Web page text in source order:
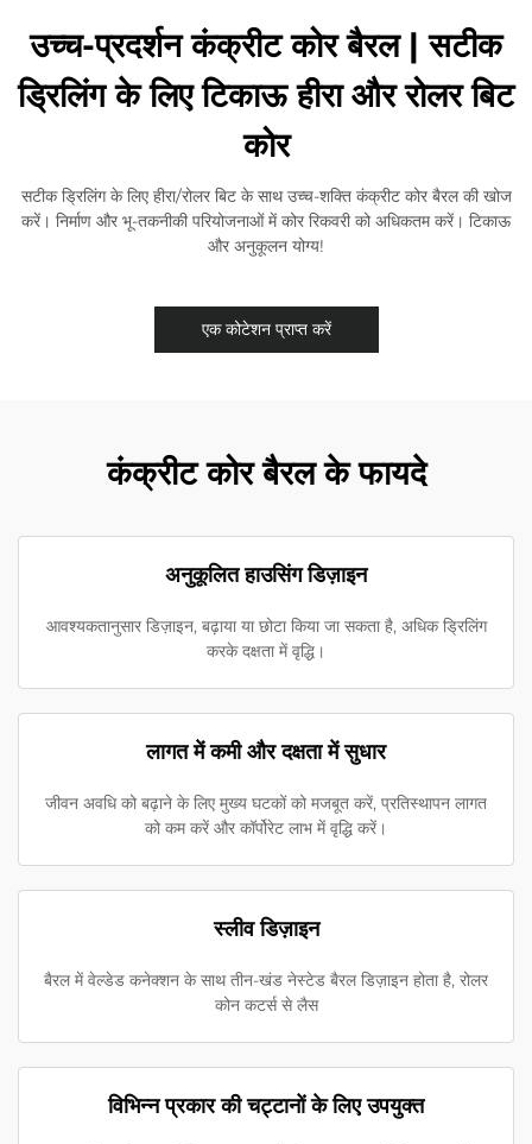
उच्च-प्रदर्शन कंक्रीट कोर बैरल | सटीक
ड्रिलिंग के लिए टिकाऊ हीरा और रोलर बिट
कोर
सटीक ड्रिलिंग के लिए हीरा/रोलर बिट के साथ उच्च-शक्ति कंक्रीट कोर बैरल की खोज
करें। निर्माण और भू-तकनीकी परियोजनाओं में कोर रिकवरी को अधिकतम करें। टिकाऊ
और अनुकूलन योग्य!
एक कोटेशन प्राप्त करें
कंक्रीट कोर बैरल के फायदे
अनुकूलित हाउसिंग डिज़ाइन
आवश्यकतानुसार डिज़ाइन, बढ़ाया या छोटा किया जा सकता है, अधिक ड्रिलिंग
करके दक्षता में वृद्धि।
लागत में कमी और दक्षता में सुधार
जीवन अवधि को बढ़ाने के लिए मुख्य घटकों को मजबूत करें, प्रतिस्थापन लागत
को कम करें और कॉर्पोरेट लाभ में वृद्धि करें।
स्लीव डिज़ाइन
बैरल में वेल्डेड कनेक्शन के साथ तीन-खंड नेस्टेड बैरल डिज़ाइन होता है, रोलर
कोन कटर्स से लैस
विभिन्न प्रकार की चट्टानों के लिए उपयुक्त